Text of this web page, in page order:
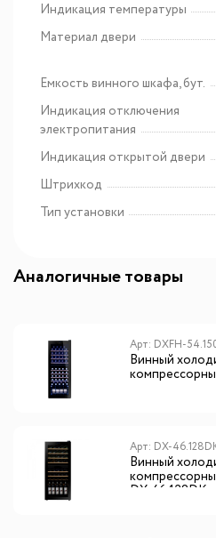
Индикация температуры
Материал двери
Емкость винного шкафа, бут.
Индикация отключения
электропитания
Индикация открытой двери
Штрихкод
Тип установки
Аналогичные товары
Арт: DXFH-
Винный
Арт: DX-
Винный
DХ-46.128DK